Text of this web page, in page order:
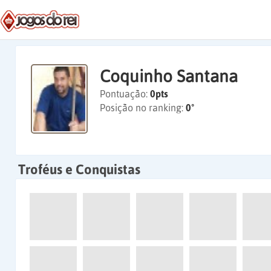
Coquinho Santana
Pontuação: 0pts
Posição no ranking: 0º
Troféus e Conquistas